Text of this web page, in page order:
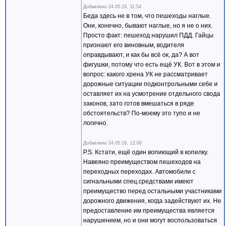
Добавлено 24.05.16, 11:54
Беда здесь не в том, что пешеходы наглые.
Они, конечно, бывают наглые, но я не о них.
Просто факт: пешеход нарушил ПДД. Гайцы
признают его виновным, водителя
оправдывают, и как бы всё ок, да? А вот
фигушки, потому что есть ещё УК. Вот в этом и
вопрос: какого хрена УК не рассматривает
дорожные ситуации подконтрольными себе и
оставляет их на усмотрение отдельного свода
законов, зато готов вмешаться в ряде
обстоятельств? По-моему это тупо и не
логично.
Добавлено 24.05.16, 12:00
P.S. Кстати, ещё один вопиющий в копилку.
Навеяно преимуществом пешеходов на
переходных переходах. Автомобили с
сигнальными спец.средствами имеют
преимущество перед остальными участниками
дорожного движения, когда задействуют их. Не
предоставление им преимущества является
нарушением, но и они могут воспользоваться